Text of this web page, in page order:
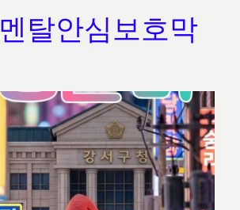
멘탈안심보호막